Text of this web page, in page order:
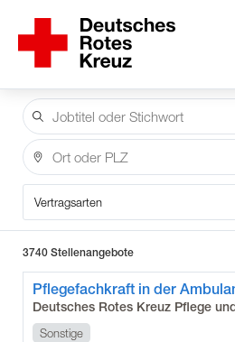
Vertragsarten
3740 Stellenangebote
Sonstige